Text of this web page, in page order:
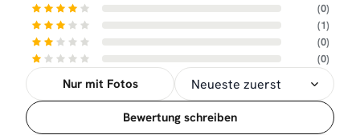
(0)
(1)
(0)
(0)
Nur mit Fotos
Sortierung
Bewertung schreiben